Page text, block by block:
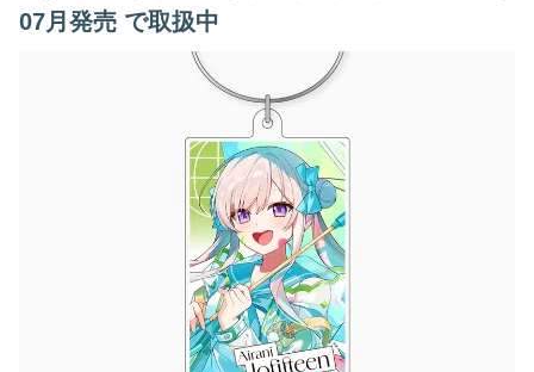
07月発売 で取扱中